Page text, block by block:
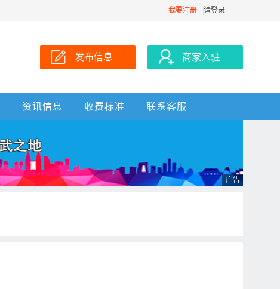
我要注册 请登录
发布信息 商家入驻
资讯信息 收费标准 联系客服